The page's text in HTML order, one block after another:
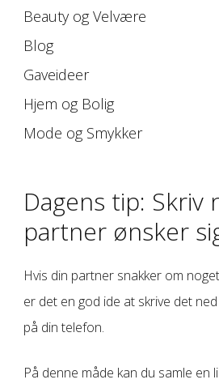
Beauty og Velvære
Blog
Gaveideer
Hjem og Bolig
Mode og Smykker
Dagens tip: Skriv
partner ønsker
Hvis din partner snakker om
er det en god ide at skrive det
på din telefon.
På denne måde kan du samle en